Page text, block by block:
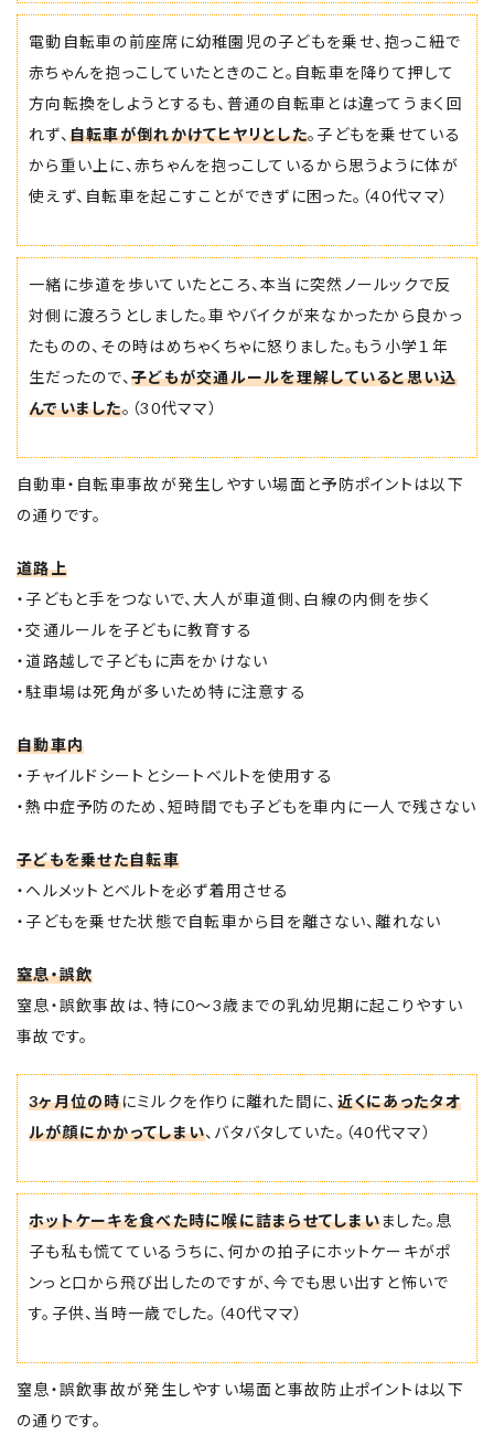
電動自転車の前座席に幼稚園児の子どもを乗せ、抱っこ紐で
赤ちゃんを抱っこしていたときのこと。自転車を降りて押して
方向転換をしようとするも、普通の自転車とは違ってうまく回
れず、 自転車が倒れかけてヒヤリとした。子どもを乗せている
から重い上に、赤ちゃんを抱っこしているから思うように体が
使えず、自転車を起こすことができずに困った。（40代ママ）
一緒に歩道を歩いていたところ、本当に突然ノールックで反
対側に渡ろうとしました。車やバイクが来なかったから良かっ
たものの、その時はめちゃくちゃに怒りました。もう小学１年
生だったので、 子どもが交通ルールを理解していると思い込
んでいました。（30代ママ）
自動車・自転車事故が発生しやすい場面と予防ポイントは以下
の通りです。
道路上
・子どもと手をつないで、大人が車道側、白線の内側を歩く
・交通ルールを子どもに教育する
・道路越しで子どもに声をかけない
・駐車場は死角が多いため特に注意する
自動車内
・チャイルドシートとシートベルトを使用する
・熱中症予防のため、短時間でも子どもを車内に一人で残さない
子どもを乗せた自転車
・ヘルメットとベルトを必ず着用させる
・子どもを乗せた状態で自転車から目を離さない、離れない
窒息・誤飲
窒息・誤飲事故は、特に0～3歳までの乳幼児期に起こりやすい
事故です。
3ヶ月位の時にミルクを作りに離れた間に、 近くにあったタオ
ルが顔にかかってしまい、バタバタしていた。（40代ママ）
ホットケーキを食べた時に喉に詰まらせてしまいました。息
子も私も慌てているうちに、何かの拍子にホットケーキがポ
ンっと口から飛び出したのですが、今でも思い出すと怖いで
す。子供、当時一歳でした。（40代ママ）
窒息・誤飲事故が発生しやすい場面と事故防止ポイントは以下
の通りです。